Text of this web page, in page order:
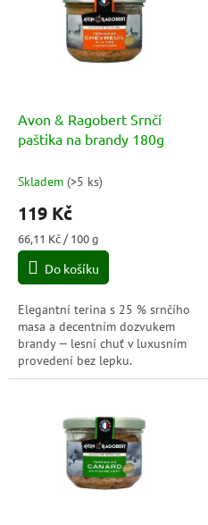
dAvon & Ragobert Srnčí
paštika na brandy 180g
Skladem (>5 ks)
119 Kč
Měrná
cena:
66,11 Kč / 100 g
Do košíku
Elegantní terina s 25 % srnčího
masa a decentním dozvukem
brandy — lesní chuť v luxusním
provedení bez lepku.